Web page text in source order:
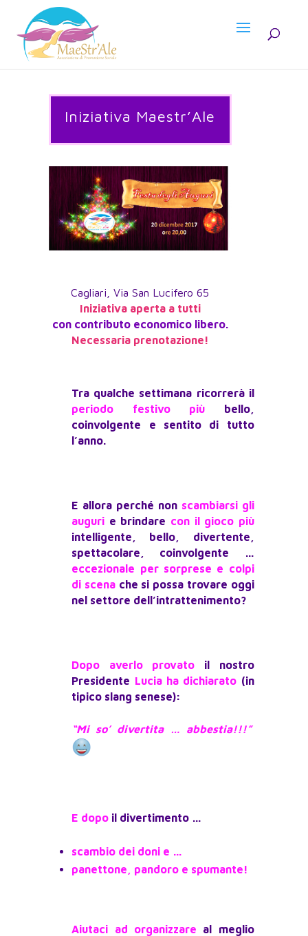
Iniziativa Maestr’Ale
Cagliari, Via San Lucifero 65
Iniziativa aperta a tutti
con contributo economico libero.
Necessaria prenotazione!
Tra qualche settimana ricorrerà il
periodo festivo più bello,
coinvolgente e sentito di tutto
l’anno.
E allora perché non scambiarsi gli
auguri e brindare con il gioco più
intelligente, bello, divertente,
spettacolare, coinvolgente …
eccezionale per sorprese e colpi
di scenache si possa trovare oggi
nel settore dell’intrattenimento?
Dopo averlo provato il nostro
Presidente Lucia ha dichiarato (in
tipico slang senese):
“Mi so’ divertita … abbestia!!!”
E dopo il divertimento …
scambio dei doni e …
panettone, pandoro e spumante!
Aiutaci ad organizzare al meglio